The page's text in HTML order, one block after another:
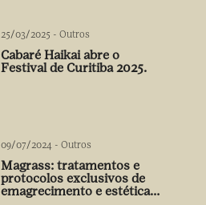
25/03/2025 - Outros
Cabaré Haikai abre o
Festival de Curitiba 2025.
09/07/2024 - Outros
Magrass: tratamentos e
protocolos exclusivos de
emagrecimento e estética